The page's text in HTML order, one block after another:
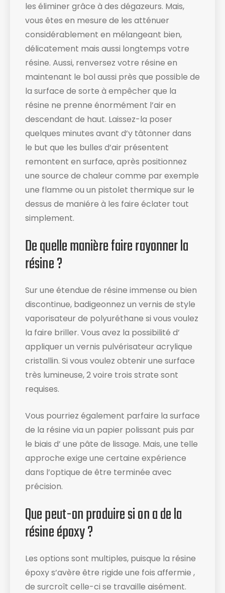
les éliminer grâce à des dégazeurs. Mais,
vous êtes en mesure de les atténuer
considérablement en mélangeant bien,
délicatement mais aussi longtemps votre
résine. Aussi, renversez votre résine en
maintenant le bol aussi près que possible de
la surface de sorte à empêcher que la
résine ne prenne énormément l’air en
descendant de haut. Laissez-la poser
quelques minutes avant d’y tâtonner dans
le but que les bulles d’air présentent
remontent en surface, après positionnez
une source de chaleur comme par exemple
une flamme ou un pistolet thermique sur le
dessus de maniére à les faire éclater tout
simplement.
De quelle manière faire rayonner la
résine ?
Sur une étendue de résine immense ou bien
discontinue, badigeonnez un vernis de style
vaporisateur de polyuréthane si vous voulez
la faire briller. Vous avez la possibilité d’
appliquer un vernis pulvérisateur acrylique
cristallin. Si vous voulez obtenir une surface
très lumineuse, 2 voire trois strate sont
requises.
Vous pourriez également parfaire la surface
de la résine via un papier polissant puis par
le biais d’ une pâte de lissage. Mais, une telle
approche exige une certaine expérience
dans l’optique de être terminée avec
précision.
Que peut-on produire si on a de la
résine époxy ?
Les options sont multiples, puisque la résine
époxy s’avère être rigide une fois affermie ,
de surcroît celle-ci se travaille aisément.